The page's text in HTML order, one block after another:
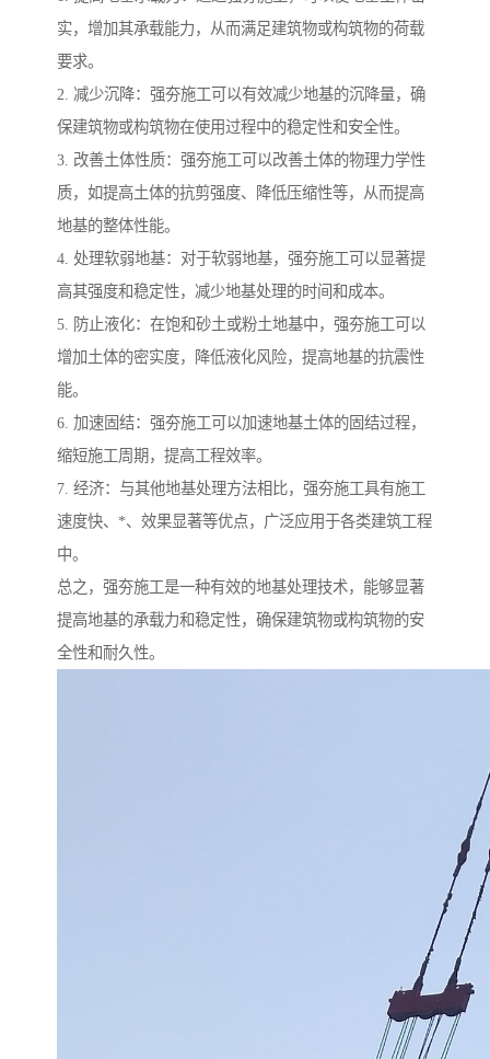
实，增加其承载能力，从而满足建筑物或构筑物的荷载
要求。
2. 减少沉降：强夯施工可以有效减少地基的沉降量，确
保建筑物或构筑物在使用过程中的稳定性和安全性。
3. 改善土体性质：强夯施工可以改善土体的物理力学性
质，如提高土体的抗剪强度、降低压缩性等，从而提高
地基的整体性能。
4. 处理软弱地基：对于软弱地基，强夯施工可以显著提
高其强度和稳定性，减少地基处理的时间和成本。
5. 防止液化：在饱和砂土或粉土地基中，强夯施工可以
增加土体的密实度，降低液化风险，提高地基的抗震性
能。
6. 加速固结：强夯施工可以加速地基土体的固结过程，
缩短施工周期，提高工程效率。
7. 经济：与其他地基处理方法相比，强夯施工具有施工
速度快、*、效果显著等优点，广泛应用于各类建筑工程
中。
总之，强夯施工是一种有效的地基处理技术，能够显著
提高地基的承载力和稳定性，确保建筑物或构筑物的安
全性和耐久性。